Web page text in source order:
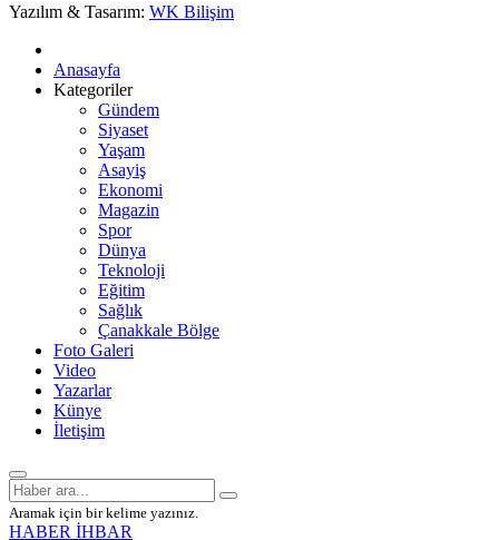
Yazılım & Tasarım: WK Bilişim
Anasayfa
Kategoriler
Gündem
Siyaset
Yaşam
Asayiş
Ekonomi
Magazin
Spor
Dünya
Teknoloji
Eğitim
Sağlık
Çanakkale Bölge
Foto Galeri
Video
Yazarlar
Künye
İletişim
Aramak için bir kelime yazınız.
HABER İHBAR